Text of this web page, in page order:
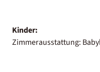
Kinder:
Zimmerausstattung: